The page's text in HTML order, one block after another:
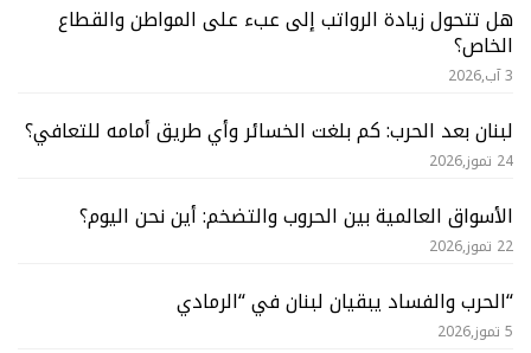
هل تتحول زيادة الرواتب إلى عبء على المواطن والقطاع
الخاص؟
3 آب,2026
لبنان بعد الحرب: كم بلغت الخسائر وأي طريق أمامه للتعافي؟
24 تموز,2026
الأسواق العالمية بين الحروب والتضخم: أين نحن اليوم؟
22 تموز,2026
“الحرب والفساد يبقيان لبنان في “الرمادي
5 تموز,2026